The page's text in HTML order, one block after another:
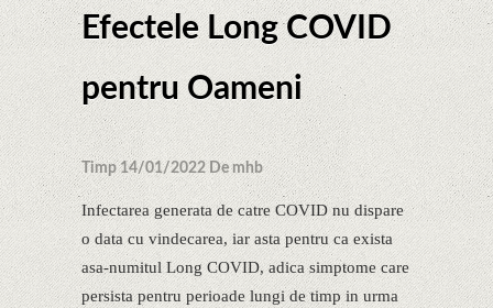
Efectele Long COVID
pentru Oameni
Timp 14/01/2022 De mhb
Infectarea generata de catre COVID nu dispare
o data cu vindecarea, iar asta pentru ca exista
asa-numitul Long COVID, adica simptome care
persista pentru perioade lungi de timp in urma